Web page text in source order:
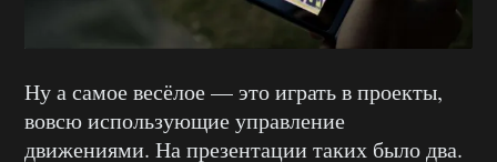
Ну а самое весёлое — это играть в проекты,
вовсю использующие управление
движениями. На презентации таких было два.